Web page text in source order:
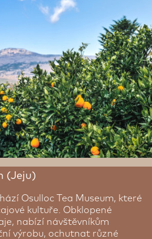
(Jeju)
Osulloc Tea Museum, které
kultuře. Obklopené
nabízí návštěvníkům
výrobu, ochutnat různé